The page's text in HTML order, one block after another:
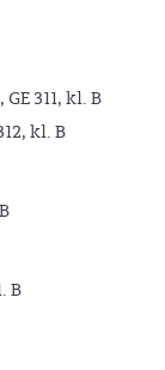
311, kl. B
kl. B
B